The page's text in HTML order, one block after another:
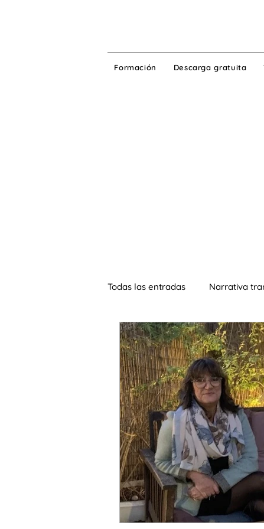
Formación Descarga gratuita
Todas las entradas Narrativa
Jornadas Lengua de
Materiales Aprendizaje
Música ELE para adultos
SIn fronteras
inteligencia artificial